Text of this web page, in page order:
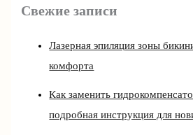
Свежие записи
Лазерная эпиляция зоны
комфорта
Как заменить
подробная инструкция для